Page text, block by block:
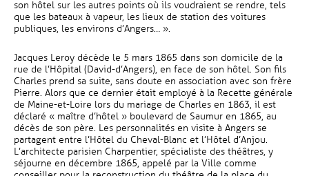
son hôtel sur les autres points où ils voudraient se rendre, tels
que les bateaux à vapeur, les lieux de station des voitures
publiques, les environs d’Angers… ».
Jacques Leroy décède le 5 mars 1865 dans son domicile de la
rue de l’Hôpital (David-d’Angers), en face de son hôtel. Son fils
Charles prend sa suite, sans doute en association avec son frère
Pierre. Alors que ce dernier était employé à la Recette générale
de Maine-et-Loire lors du mariage de Charles en 1863, il est
déclaré « maître d’hôtel » boulevard de Saumur en 1865, au
décès de son père. Les personnalités en visite à Angers se
partagent entre l’Hôtel du Cheval-Blanc et l’Hôtel d’Anjou.
L’architecte parisien Charpentier, spécialiste des théâtres, y
séjourne en décembre 1865, appelé par la Ville comme